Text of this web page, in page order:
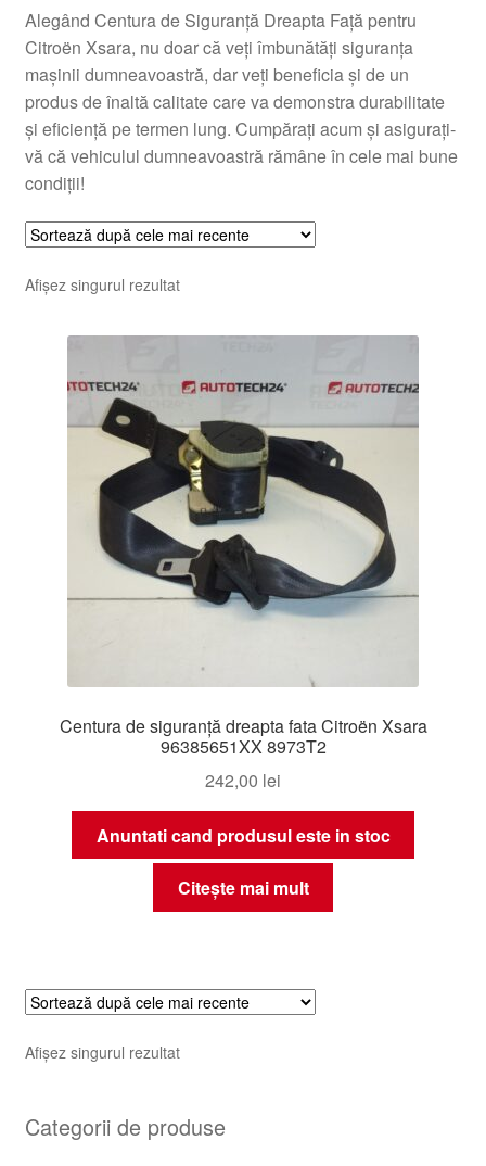
Procedura de reclamație
Termeni si conditii
Alegând Centura de Siguranță Dreapta Față pentru
Citroën Xsara, nu doar că veți îmbunătăți siguranța
mașinii dumneavoastră, dar veți beneficia și de un
produs de înaltă calitate care va demonstra durabilitate
și eficiență pe termen lung. Cumpărați acum și asigurați-
vă că vehiculul dumneavoastră rămâne în cele mai bune
condiții!
Afișez singurul rezultat
Centura de siguranță dreapta fata Citroën Xsara
96385651XX 8973T2
242,00 lei
Anuntati cand produsul este in stoc
Citește mai mult
Afișez singurul rezultat
Categorii de produse